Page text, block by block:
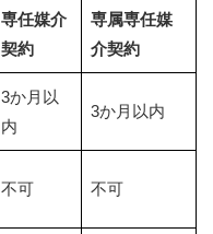
専任媒介
契約
専属専任媒
介契約
3か月以
内
3か月以内
不可 不可